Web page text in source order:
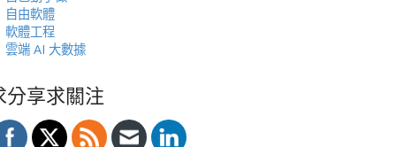
自由軟體
軟體工程
雲端 AI 大數據
分享求關注